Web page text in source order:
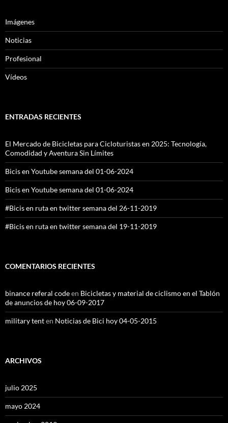
Imágenes
Noticias
Profesional
Vídeos
ENTRADAS RECIENTES
El Mercado de Bicicletas para Cicloturistas en 2025: Tecnología,
Comodidad y Aventura Sin Límites
Bicis en Youtube semana del 01-06-2024
Bicis en Youtube semana del 01-06-2024
#Bicis en ruta en twitter semana del 26-11-2019
#Bicis en ruta en twitter semana del 19-11-2019
COMENTARIOS RECIENTES
binance referal codeen Bicicletas y material de ciclismo en el Tablón
de anuncios de hoy 06-09-2017
military tenten Noticias de Bici hoy 04-05-2015
ARCHIVOS
julio 2025
mayo 2024